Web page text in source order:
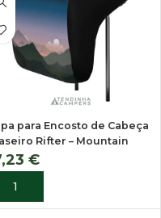
para Encosto de Cabeça
Rifter – Mountain
€
ADICIONAR